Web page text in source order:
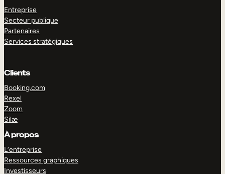
Entreprise
Secteur publique
Partenaires
Services stratégiques
Clients
Booking.com
Rexel
Zoom
Silæ
À propos
L’entreprise
Ressources graphiques
Investisseurs